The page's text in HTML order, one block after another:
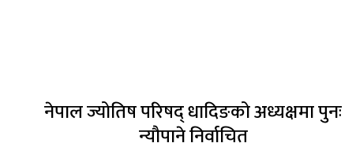
नेपाल ज्योतिष परिषद् धादिङको अध्यक्षमा पुनः
न्यौपाने निर्वाचित